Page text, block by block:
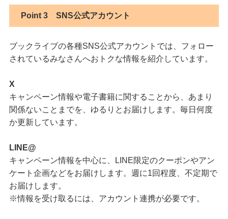
Point 3SNS公式アカウント
ブックライブの各種SNS公式アカウントでは、フォロー
されているみなさんへおトクな情報を紹介しています。
X
キャンペーン情報や電子書籍に関することから、あまり
関係ないことまでを、ゆるりとお届けします。毎日何度
か更新しています。
LINE@
キャンペーン情報を中心に、LINE限定のクーポンやアン
ケート企画などをお届けします。週に1回程度、不定期で
お届けします。
※情報を受け取るには、アカウント連携が必要です。